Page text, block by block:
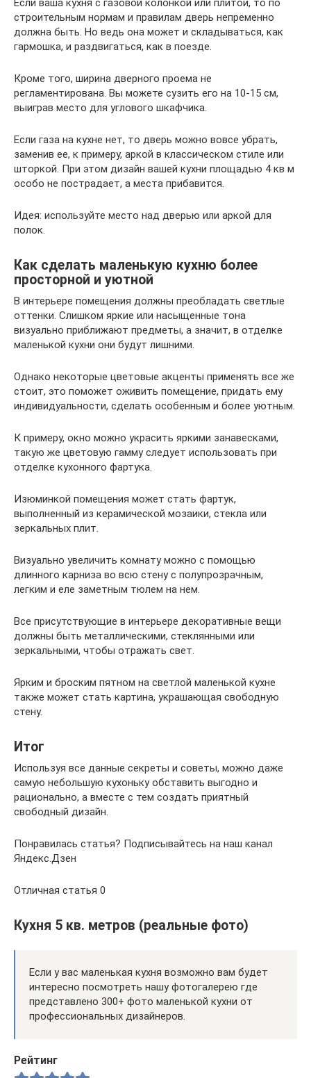
строительным нормам и правилам дверь непременно
должна быть. Но ведь она может и складываться, как
гармошка, и раздвигаться, как в поезде.
Кроме того, ширина дверного проема не
регламентирована. Вы можете сузить его на 10-15 см,
выиграв место для углового шкафчика.
Если газа на кухне нет, то дверь можно вовсе убрать,
заменив ее, к примеру, аркой в классическом стиле или
шторкой. При этом дизайн вашей кухни площадью 4 кв м
особо не пострадает, а места прибавится.
Идея: используйте место над дверью или аркой для
полок.
Как сделать маленькую кухню более
просторной и уютной
В интерьере помещения должны преобладать светлые
оттенки. Слишком яркие или насыщенные тона
визуально приближают предметы, а значит, в отделке
маленькой кухни они будут лишними.
Однако некоторые цветовые акценты применять все же
стоит, это поможет оживить помещение, придать ему
индивидуальности, сделать особенным и более уютным.
К примеру, окно можно украсить яркими занавесками,
такую же цветовую гамму следует использовать при
отделке кухонного фартука.
Изюминкой помещения может стать фартук,
выполненный из керамической мозаики, стекла или
зеркальных плит.
Визуально увеличить комнату можно с помощью
длинного карниза во всю стену с полупрозрачным,
легким и еле заметным тюлем на нем.
Все присутствующие в интерьере декоративные вещи
должны быть металлическими, стеклянными или
зеркальными, чтобы отражать свет.
Ярким и броским пятном на светлой маленькой кухне
также может стать картина, украшающая свободную
стену.
Итог
Используя все данные секреты и советы, можно даже
самую небольшую кухоньку обставить выгодно и
рационально, а вместе с тем создать приятный
свободный дизайн.
Понравилась статья? Подписывайтесь на наш канал
Яндекс.Дзен
Отличная статья 0
Кухня 5 кв. метров (реальные фото)
Если у вас маленькая кухня возможно вам будет
интересно посмотреть нашу фотогалерею где
представлено 300+ фото маленькой кухни от
профессиональных дизайнеров.
Рейтинг